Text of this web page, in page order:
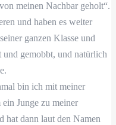
meinen Nachbar geholt“.
und haben es weiter
ganzen Klasse und
und gemobbt, und natürlich
bin ich mit meiner
Junge zu meiner
hat dann laut den Namen